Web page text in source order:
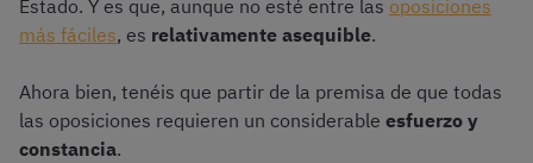
Estado. Y es que, aunque no esté entre las oposiciones
más fáciles, es relativamente asequible.
Ahora bien, tenéis que partir de la premisa de que todas
las oposiciones requieren un considerable esfuerzo y
constancia.